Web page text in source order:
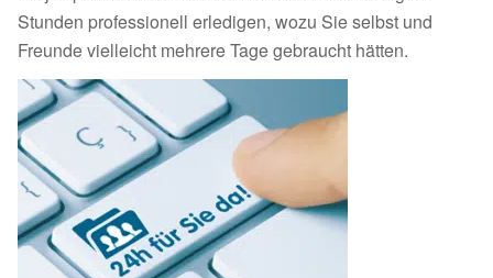
Stunden professionell erledigen, wozu Sie selbst und
Freunde vielleicht mehrere Tage gebraucht hätten.